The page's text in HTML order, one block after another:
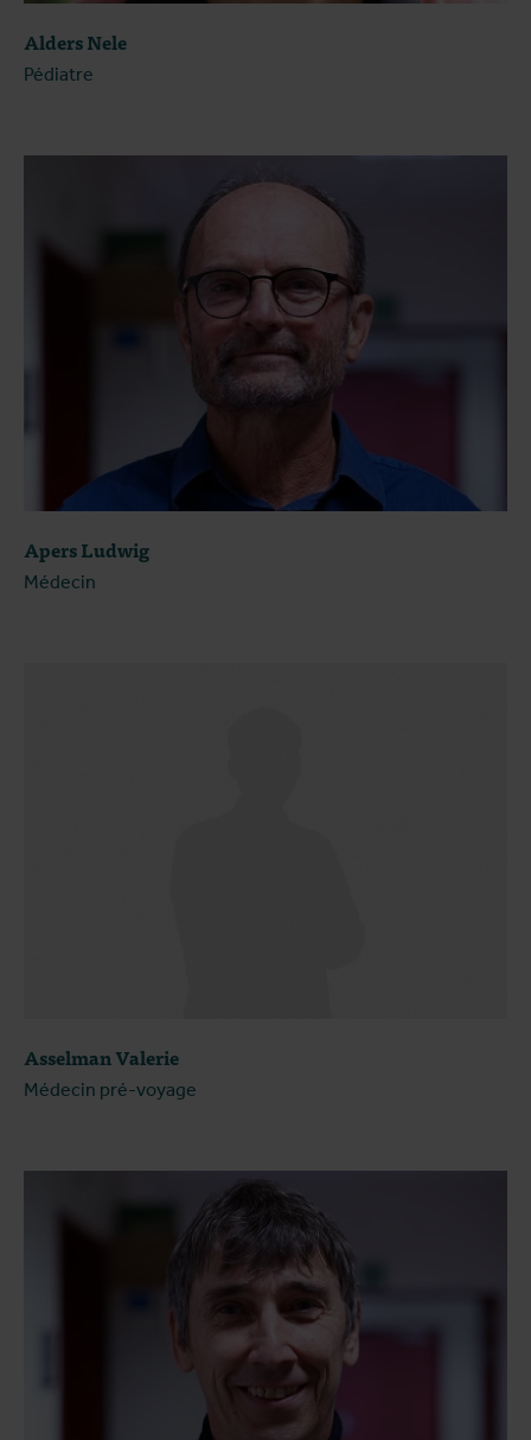
Alders Nele
Pédiatre
Apers Ludwig
Médecin
Asselman Valerie
Médecin pré-voyage